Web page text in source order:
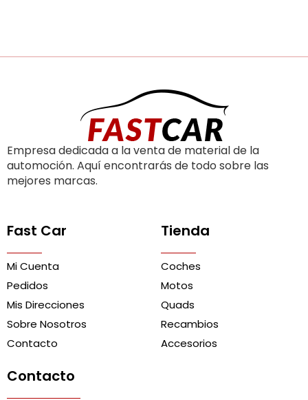
Empresa dedicada a la venta de material de la
automoción. Aquí encontrarás de todo sobre las
mejores marcas.
Fast Car
Mi Cuenta
Pedidos
Mis Direcciones
Sobre Nosotros
Contacto
Tienda
Coches
Motos
Quads
Recambios
Accesorios
Contacto